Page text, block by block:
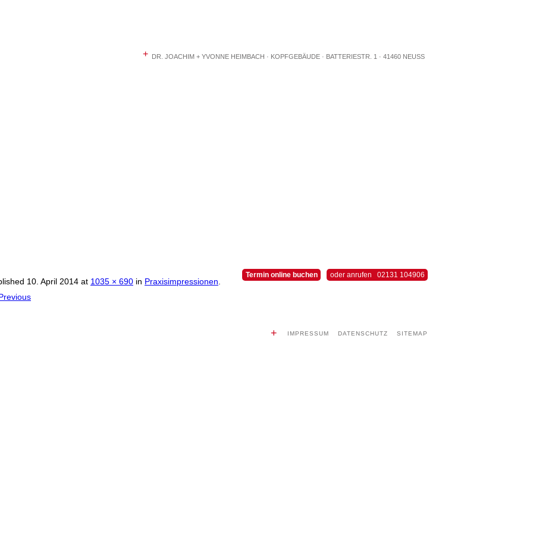
+ DR. JOACHIM + YVONNE HEIMBACH · KOPFGEBÄUDE · BATTERIESTR. 1 · 41460 NEUSS
oder anrufen 02131 104906
Termin online buchen
10. April 2014 at 1035 × 690 in Praxisimpressionen
IMPRESSUM DATENSCHUTZ SITEMAP
+